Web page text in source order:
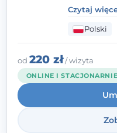
dziećmi,
niezwykle
w
etyką
człowiek
pomoc, by
Czytaj
Polski
od 220 zł/ wizyta
ONLINE I STACJONARNIE